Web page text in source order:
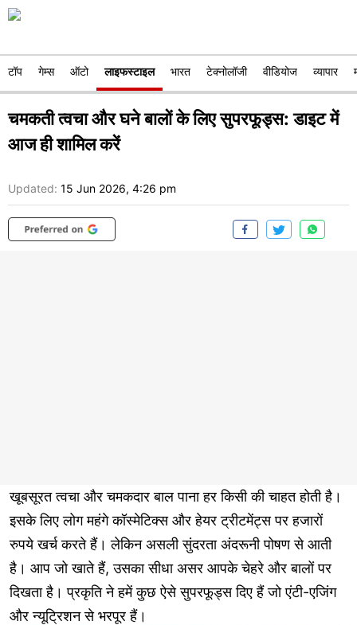
टॉप गेम्स ऑटो लाइफस्टाइल भारत टेक्नोलॉजी वीडियोज व्यापार
चमकती त्वचा और घने बालों के लिए सुपरफूड्स: डाइट में
आज ही शामिल करें
Updated: 15 Jun 2026, 4:26 pm
खूबसूरत त्वचा और चमकदार बाल पाना हर किसी की चाहत होती है।
इसके लिए लोग महंगे कॉस्मेटिक्स और हेयर ट्रीटमेंट्स पर हजारों
रुपये खर्च करते हैं। लेकिन असली सुंदरता अंदरूनी पोषण से आती
है। आप जो खाते हैं, उसका सीधा असर आपके चेहरे और बालों पर
दिखता है। प्रकृति ने हमें कुछ ऐसे सुपरफूड्स दिए हैं जो एंटी-एजिंग
और न्यूट्रिशन से भरपूर हैं।